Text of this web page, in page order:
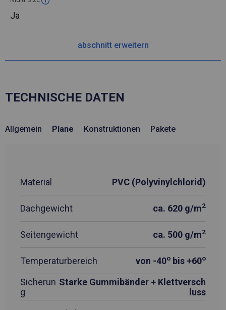
Ja
abschnitt erweitern
TECHNISCHE DATEN
Allgemein Plane Konstruktionen Pakete
Material PVC (Polyvinylchlorid)
Dachgewicht ca. 620 g/m2
Seitengewicht ca. 500 g/m2
Temperaturbereich von -40o bis +60o
Sicherun
g
Starke Gummibänder + Klettversch
luss